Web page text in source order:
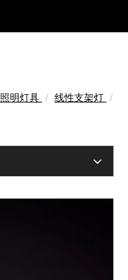
照明灯具 / 线性支架灯 /